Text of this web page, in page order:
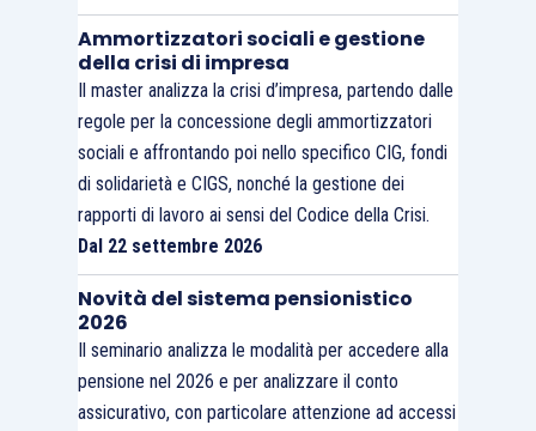
Ammortizzatori sociali e gestione
della crisi di impresa
Il master analizza la crisi d’impresa, partendo dalle
regole per la concessione degli ammortizzatori
sociali e affrontando poi nello specifico CIG, fondi
di solidarietà e CIGS, nonché la gestione dei
rapporti di lavoro ai sensi del Codice della Crisi.
Dal 22 settembre 2026
Novità del sistema pensionistico
2026
Il seminario analizza le modalità per accedere alla
pensione nel 2026 e per analizzare il conto
assicurativo, con particolare attenzione ad accessi